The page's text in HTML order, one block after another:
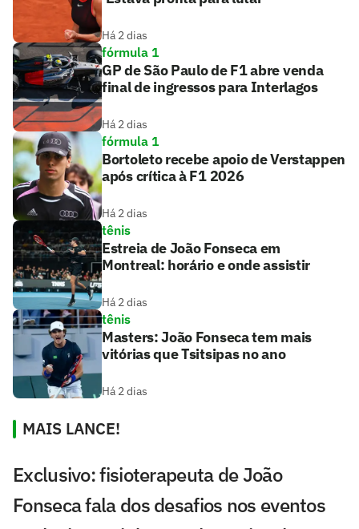
Há 2 dias
fórmula 1
GP de São Paulo de F1 abre venda
final de ingressos para Interlagos
Há 2 dias
fórmula 1
Bortoleto recebe apoio de Verstappen
após crítica à F1 2026
Há 2 dias
tênis
Estreia de João Fonseca em
Montreal: horário e onde assistir
Há 2 dias
tênis
Masters: João Fonseca tem mais
vitórias que Tsitsipas no ano
Há 2 dias
MAIS LANCE!
Exclusivo: fisioterapeuta de João
Fonseca fala dos desafios nos eventos